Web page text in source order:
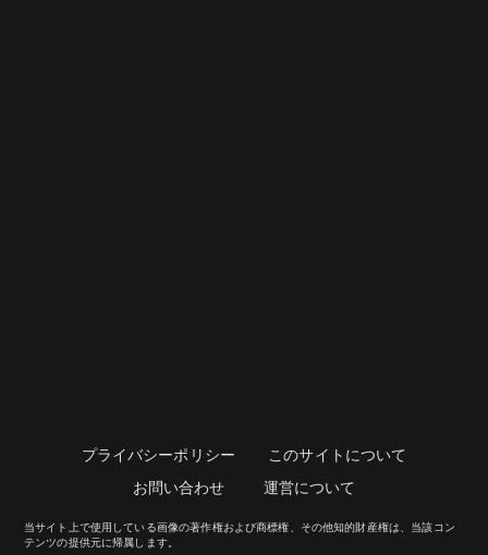
プライバシーポリシー
このサイトについて
お問い合わせ
運営について
当サイト上で使用している画像の著作権および商標権、その他知的財産権は、当該コン
テンツの提供元に帰属します。